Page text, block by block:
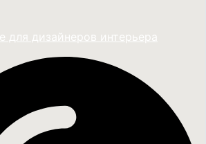
для дизайнеров интерьера